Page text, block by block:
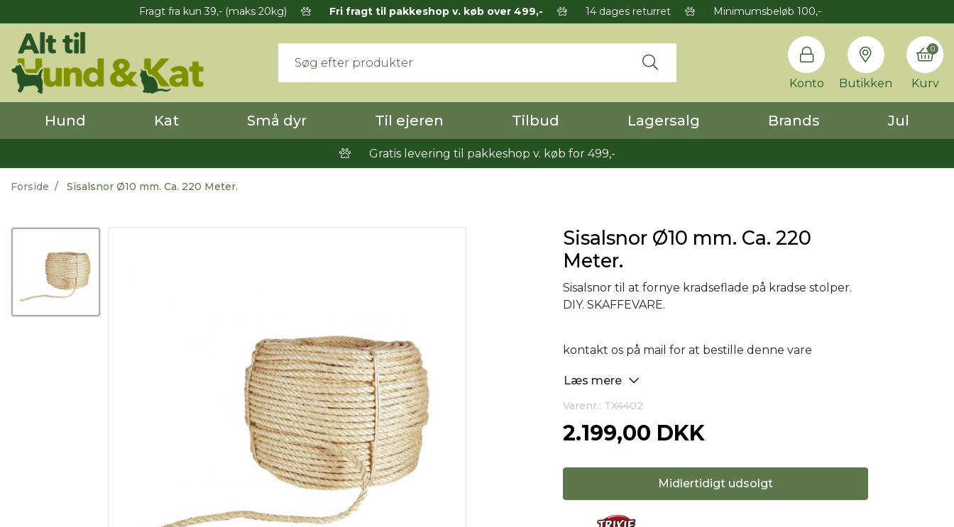
Fragt fra kun 39,- (maks 20kg) Fri fragt til pakkeshop v. køb over 499,- 14 dages returret Minimumsbeløb 100,-
Konto Butikken Kurv
0
Hund Kat Små dyr Til ejeren Tilbud Lagersalg Brands Jul
Gratis levering til pakkeshop v. køb for 499,-
Forside Sisalsnor Ø10 mm. Ca. 220 Meter.
Sisalsnor Ø10 mm. Ca. 220
Meter.
Sisalsnor til at fornye kradseflade på kradse stolper.
DIY. SKAFFEVARE.
kontakt os på mail for at bestille denne vare
Læs mere
Varenr.: TX4402
2.199,00 DKK
Midlertidigt udsolgt